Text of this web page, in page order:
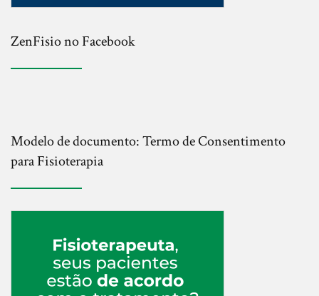
ZenFisio no Facebook
Modelo de documento: Termo de Consentimento
para Fisioterapia